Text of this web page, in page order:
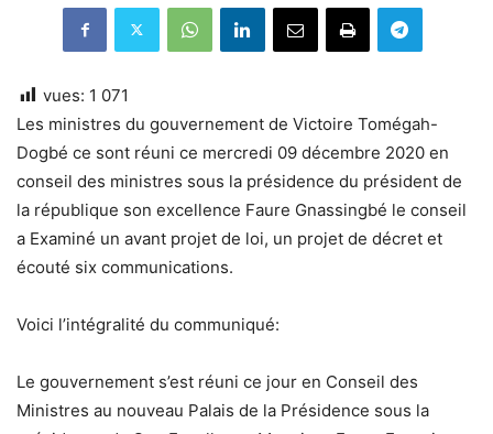
vues: 1 071
Les ministres du gouvernement de Victoire Tomégah-
Dogbé ce sont réuni ce mercredi 09 décembre 2020 en
conseil des ministres sous la présidence du président de
la république son excellence Faure Gnassingbé le conseil
a Examiné un avant projet de loi, un projet de décret et
écouté six communications.
Voici l’intégralité du communiqué:
Le gouvernement s’est réuni ce jour en Conseil des
Ministres au nouveau Palais de la Présidence sous la